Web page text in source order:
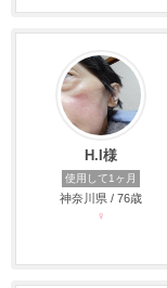
H.I様
使用して1ヶ月
神奈川県 / 76歳
♀